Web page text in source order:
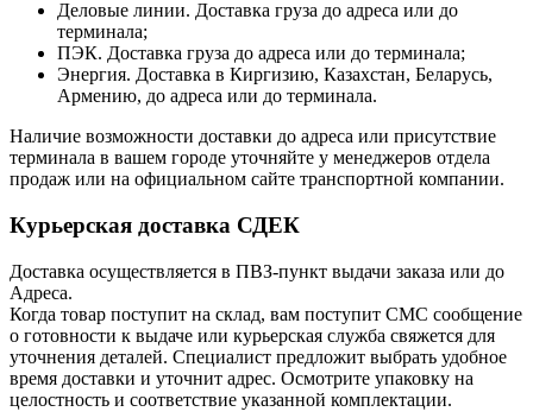
Деловые линии. Доставка груза до адреса или до
терминала;
ПЭК. Доставка груза до адреса или до терминала;
Энергия. Доставка в Киргизию, Казахстан, Беларусь,
Армению, до адреса или до терминала.
Наличие возможности доставки до адреса или присутствие
терминала в вашем городе уточняйте у менеджеров отдела
продаж или на официальном сайте транспортной компании.
Курьерская доставка СДЕК
Доставка осуществляется в ПВЗ-пункт выдачи заказа или до
Адреса.
Когда товар поступит на склад, вам поступит СМС сообщение
о готовности к выдаче или курьерская служба свяжется для
уточнения деталей. Специалист предложит выбрать удобное
время доставки и уточнит адрес. Осмотрите упаковку на
целостность и соответствие указанной комплектации.